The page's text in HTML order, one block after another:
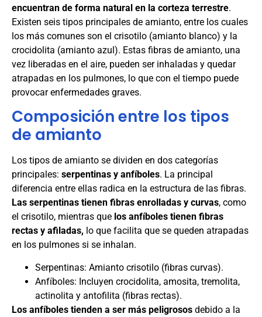
encuentran de forma natural en la corteza terrestre.
Existen seis tipos principales de amianto, entre los cuales
los más comunes son el crisotilo (amianto blanco) y la
crocidolita (amianto azul). Estas fibras de amianto, una
vez liberadas en el aire, pueden ser inhaladas y quedar
atrapadas en los pulmones, lo que con el tiempo puede
provocar enfermedades graves.
Composición entre los tipos
de amianto
Los tipos de amianto se dividen en dos categorías
principales: serpentinas y anfíboles. La principal
diferencia entre ellas radica en la estructura de las fibras.
Las serpentinas tienen fibras enrolladas y curvas, como
el crisotilo, mientras que los anfíboles tienen fibras
rectas y afiladas, lo que facilita que se queden atrapadas
en los pulmones si se inhalan.
Serpentinas: Amianto crisotilo (fibras curvas).
Anfíboles: Incluyen crocidolita, amosita, tremolita,
actinolita y antofilita (fibras rectas).
Los anfíboles tienden a ser más peligrosos debido a la